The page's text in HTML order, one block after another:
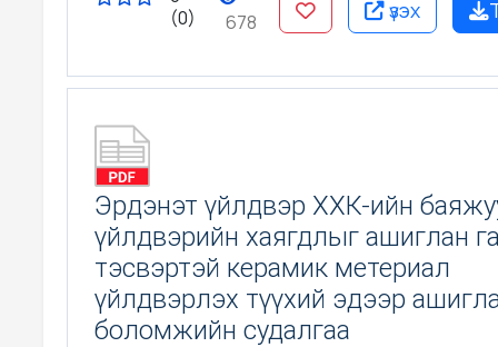
(0)
678 үзэх
Эрдэнэт үйлдвэр ХХК-ийн
үйлдвэрийн хаягдлыг ашиглан
тэсвэртэй керамик метериал
үйлдвэрлэх түүхий эдээр
боломжийн судалгаа